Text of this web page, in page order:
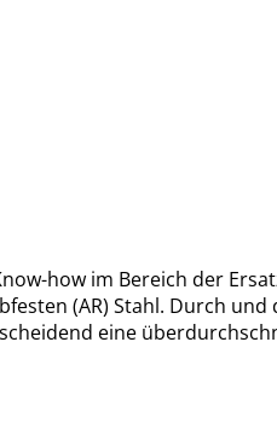
how im Bereich der
(AR) Stahl. Durch
eine